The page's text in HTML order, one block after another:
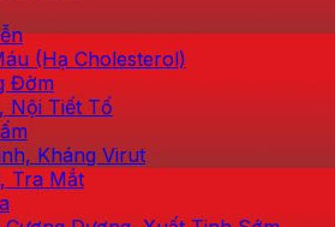
(Hạ Cholesterol)
Đờm
Nội Tiết Tố
Kháng Virut
Tra Mắt